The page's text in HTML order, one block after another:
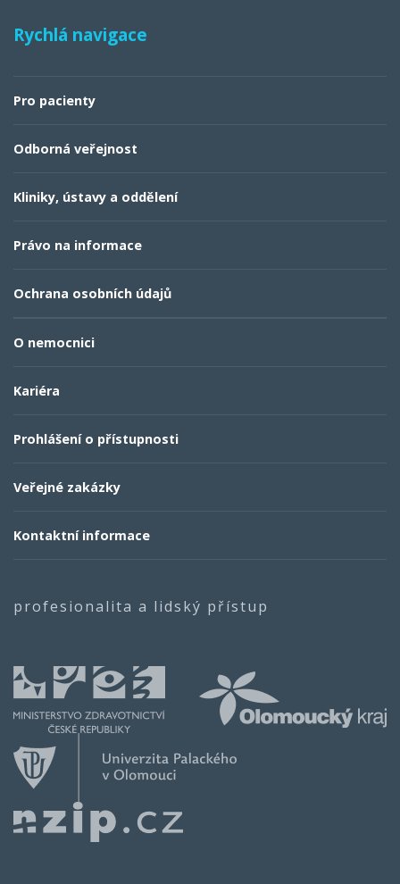
Rychlá navigace
Pro pacienty
Odborná veřejnost
Kliniky, ústavy a oddělení
Právo na informace
Ochrana osobních údajů
O nemocnici
Kariéra
Prohlášení o přístupnosti
Veřejné zakázky
Kontaktní informace
profesionalita a lidský přístup